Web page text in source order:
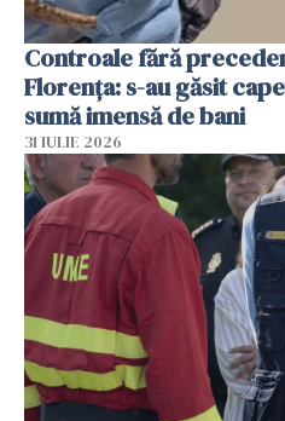
Controale fără
Florența: s-au găsit
sumă imensă de bani
31 IULIE 2026